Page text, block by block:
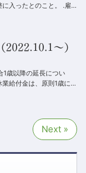
入ったとのこと。 .雇
～）
歳以降の延長につい
給付金は、原則1歳に満
Next »